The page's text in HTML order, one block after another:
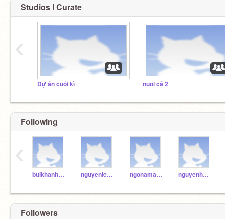
Studios I Curate
Dự án cuối kì nuôi cá 2
‹
Following
buikhanhan3a0 nguyenlekhanhan3a0 ngonamanh3a0 nguyenhuybach3a0
‹
Followers